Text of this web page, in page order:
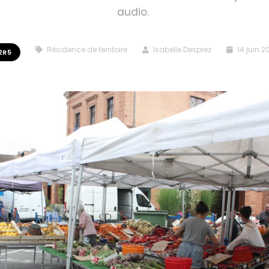
audio.
Résidence de territoire Isabelle Desprez 14 juin